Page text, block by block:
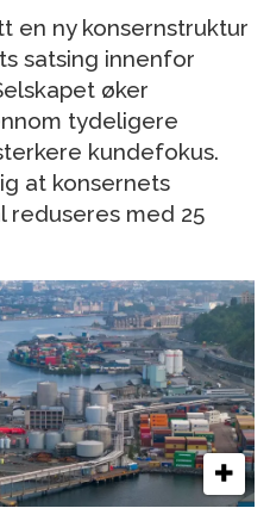
en ny konsernstruktur
satsing innenfor
øker
tydeligere
kundefokus.
at konsernets
reduseres med 25